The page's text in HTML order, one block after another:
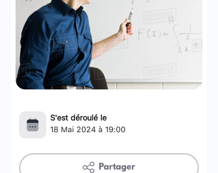
S'est déroulé le
18 Mai 2024 à 19:00
Partager